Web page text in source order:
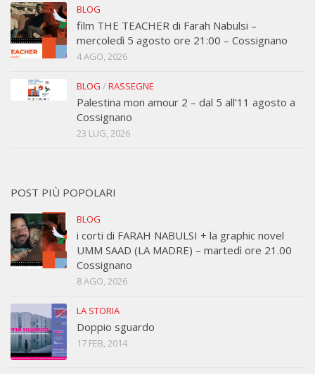
BLOG
film THE TEACHER di Farah Nabulsi –
mercoledì 5 agosto ore 21:00 – Cossignano
4 AGO, 2026
BLOG /RASSEGNE
Palestina mon amour 2 – dal 5 all’11 agosto a
Cossignano
23 LUG, 2026
POST PIÙ POPOLARI
BLOG
i corti di FARAH NABULSI + la graphic novel
UMM SAAD (LA MADRE) – martedì ore 21.00
Cossignano
8 AGO, 2026
LA STORIA
Doppio sguardo
17 FEB, 2014